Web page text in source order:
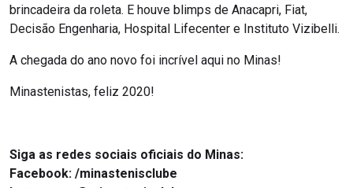
brincadeira da roleta. E houve blimps de Anacapri, Fiat,
Decisão Engenharia, Hospital Lifecenter e Instituto Vizibelli.
A chegada do ano novo foi incrível aqui no Minas!
Minastenistas, feliz 2020!
Siga as redes sociais oficiais do Minas:
Facebook: /minastenisclube